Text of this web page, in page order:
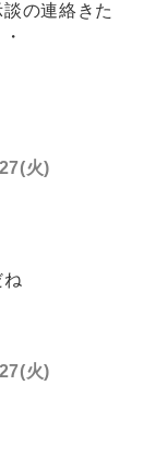
の連絡きた
火)
火)